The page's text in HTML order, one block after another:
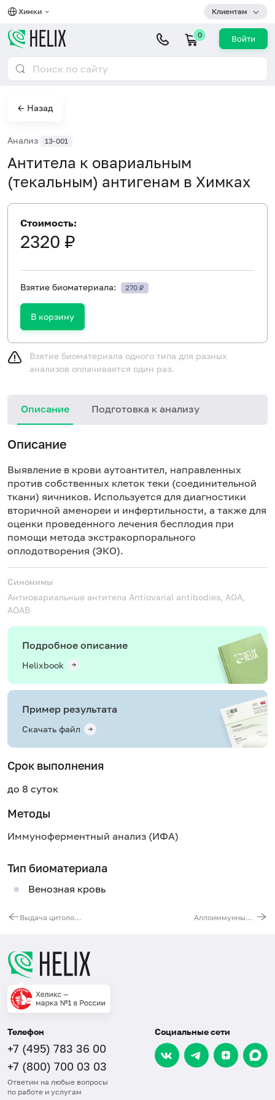
Химки Клиентам
0 Войти
← Назад
Анализ 13-001
Антитела к овариальным
(текальным) антигенам в Химках
Стоимость:
2320 ₽
Взятие биоматериала: 270 ₽
В корзину
Взятие биоматериала одного типа для разных
анализов оплачивается один раз.
Описание Подготовка к анализу
Описание
Выявление в крови аутоантител, направленных
против собственных клеток теки (соединительной
ткани) яичников. Используется для диагностики
вторичной аменореи и инфертильности, а также для
оценки проведенного лечения бесплодия при
помощи метода экстракорпорального
оплодотворения (ЭКО).
Синонимы
Антиовариальные антитела Antiovarial antibodies, AOA,
AOAB
Подробное описание
Helixbook
Пример результата
Скачать файл
Срок выполнения
до 8 суток
Методы
Иммуноферментный анализ (ИФА)
Тип биоматериала
Венозная кровь
Выдача цитологических стеклопрепаратов Аллоиммунные антиэритроцитарные антитела (в том числе антирезусные), титр (непрямая проба Кумбса)
Телефон
+7 (495) 783 36 00
+7 (800) 700 03 03
Ответим на любые вопросы
по работе и услугам
Социальные сети